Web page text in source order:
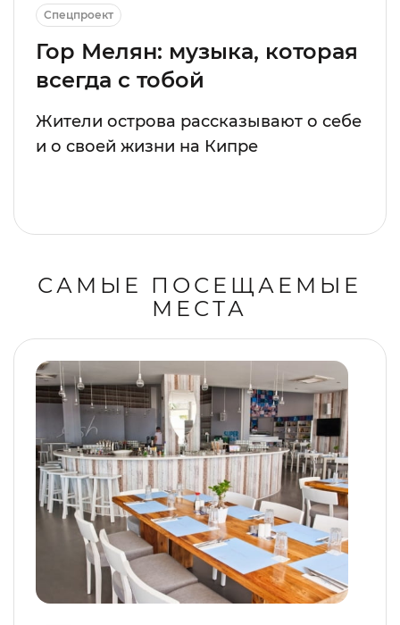
Спецпроект
Гор Мелян: музыка, которая
всегда с тобой
Жители острова рассказывают о себе
и о своей жизни на Кипре
САМЫЕ ПОСЕЩАЕМЫЕ
МЕСТА